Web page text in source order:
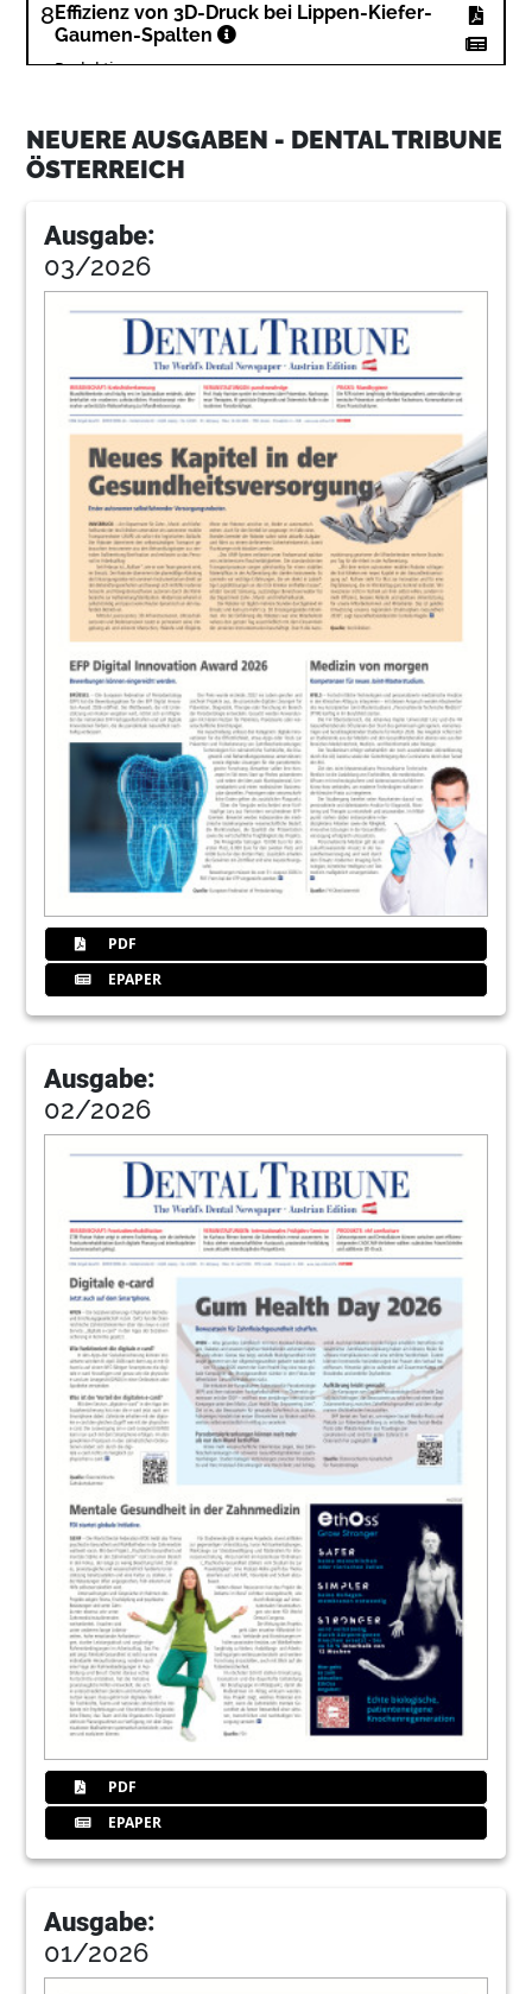
8 Effizienz von 3D-Druck bei Lippen-Kiefer-
Gaumen-Spalten
Redaktion
Redaktion
Ästhetik
Dr. Tatiana Repetto-Bauckhage und Marie
Reinhardt
30 Jahre Innsbrucker Zahn-
Prophylaxetage
Redaktion
Endodontie in Wien
Redaktion
Gute Vorsätze im Berufsalltag umsetzen
Redaktion
Market
Redaktion
PreXion Europe GmbH
Auch auf der IDS 2019: Megatrend 3D-
Druck
Redaktion
Neue Materialien für neue
Herausforderungen
Univ.-Prof. Dr. Dr. Ralf Smeets
Stammzellen aus Milchzähnen retten
2032. DGI-Kongress – Auf dem Weg zur
personalisierten Implantologie
Market
Redaktion
Kulzer GmbH
NEUERE AUSGABEN - DENTAL TRIBUNE
ÖSTERREICH
Ausgabe:
03/2026
PDF
EPAPER
Ausgabe:
02/2026
PDF
EPAPER
Ausgabe:
01/2026